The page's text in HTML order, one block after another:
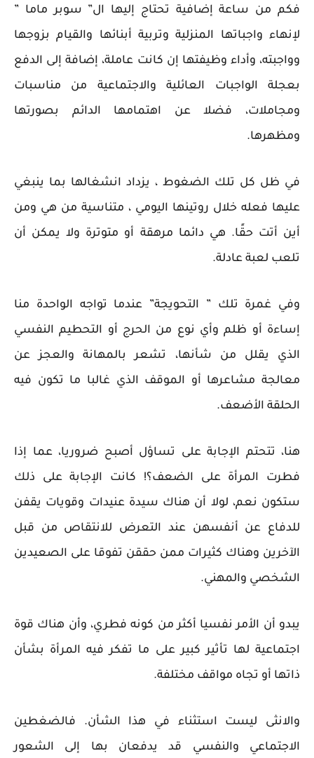
فكم من ساعة إضافية تحتاج إليها ال” سوبر ماما ”
لإنهاء واجباتها المنزلية وتربية أبنائها والقيام بزوجها
وواجبته، وأداء وظيفتها إن كانت عاملة، إضافة إلى الدفع
بعجلة الواجبات العائلية والاجتماعية من مناسبات
ومجاملات، فضلا عن اهتمامها الدائم بصورتها
ومظهرها.
في ظل كل تلك الضغوط ، يزداد انشغالها بما ينبغي
عليها فعله خلال روتينها اليومي ، متناسية من هي ومن
أين أتت حقًا. هي دائما مرهقة أو متوترة ولا يمكن أن
تلعب لعبة عادلة.
وفي غمرة تلك ” التحويجة” عندما تواجه الواحدة منا
إساءة أو ظلم وأي نوع من الحرج أو التحطيم النفسي
الذي يقلل من شأنها، تشعر بالمهانة والعجز عن
معالجة مشاعرها أو الموقف الذي غالبا ما تكون فيه
الحلقة الأضعف.
هنا، تتحتم الإجابة على تساؤل أصبح ضروريا، عما إذا
فطرت المرأة على الضعف؟! كانت الإجابة على ذلك
ستكون نعم، لولا أن هناك سيدة عنيدات وقويات يقفن
للدفاع عن أنفسهن عند التعرض للانتقاص من قبل
الآخرين وهناك كثيرات ممن حققن تفوقا على الصعيدين
الشخصي والمهني.
يبدو أن الأمر نفسيا أكثر من كونه فطري، وأن هناك قوة
اجتماعية لها تأثير كبير على ما تفكر فيه المرأة بشأن
ذاتها أو تجاه مواقف مختلفة.
والانثى ليست استثناء في هذا الشأن. فالضغطين
الاجتماعي والنفسي قد يدفعان بها إلى الشعور